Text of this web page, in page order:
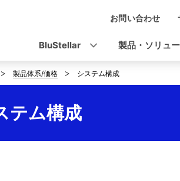
ゲ
ー
シ
お問い合わせ
BluStellar 製品・ソリュ
製品体系/価格 システム構成
テム構成